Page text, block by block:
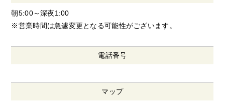
朝5:00～深夜1:00
※営業時間は急遽変更となる可能性がございます。
電話番号
マップ